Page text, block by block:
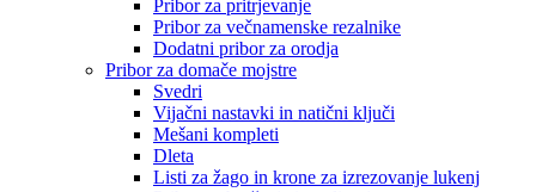
Pribor za pritrjevanje
Pribor za večnamenske rezalnike
Dodatni pribor za orodja
Pribor za domače mojstre
Svedri
Vijačni nastavki in natični ključi
Mešani kompleti
Dleta
Listi za žago in krone za izrezovanje lukenj